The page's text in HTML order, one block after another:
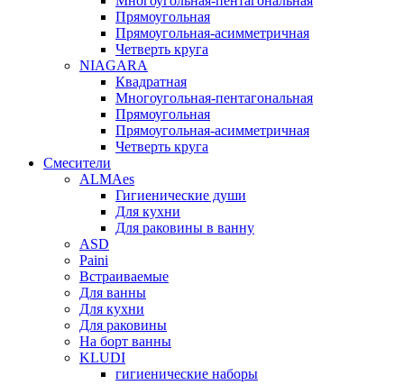
Прямоугольная
Прямоугольная-асимметричная
Четверть круга
NIAGARA
Квадратная
Многоугольная-пентагональная
Прямоугольная
Прямоугольная-асимметричная
Четверть круга
Смесители
ALMAes
Гигиенические души
Для кухни
Для раковины в ванну
ASD
Paini
Встраиваемые
Для ванны
Для кухни
Для раковины
На борт ванны
KLUDI
гигиенические наборы